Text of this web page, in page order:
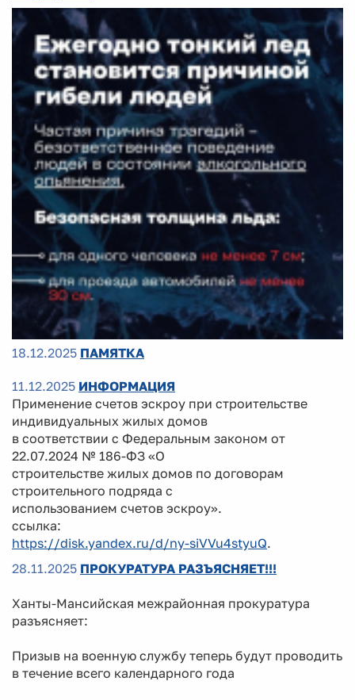
18.12.2025 ПАМЯТКА
11.12.2025 ИНФОРМАЦИЯ
Применение счетов эскроу при строительстве
индивидуальных жилых домов
в соответствии с Федеральным законом от
22.07.2024 № 186-ФЗ «О
строительстве жилых домов по договорам
строительного подряда с
использованием счетов эскроу».
ссылка:
https://disk.yandex.ru/d/ny-siVVu4styuQ.
28.11.2025 ПРОКУРАТУРА РАЗЪЯСНЯЕТ!!!
Ханты-Мансийская межрайонная прокуратура
разъясняет:
Призыв на военную службу теперь будут проводить
в течение всего календарного года